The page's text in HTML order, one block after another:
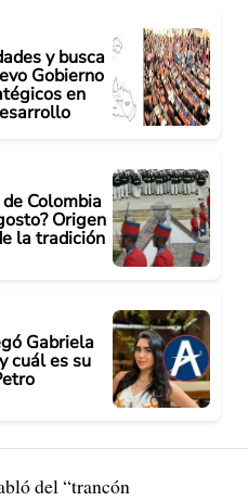
y busca
Gobierno
en
Colombia
Origen
la tradición
Gabriela
cuál es su
del “trancón